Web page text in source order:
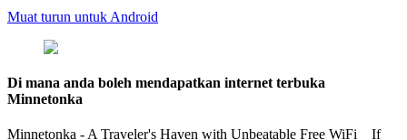
Muat turun untuk Android
Di mana anda boleh mendapatkan internet terbuka
Minnetonka
Minnetonka - A Traveler's Haven with Unbeatable Free WiFi If